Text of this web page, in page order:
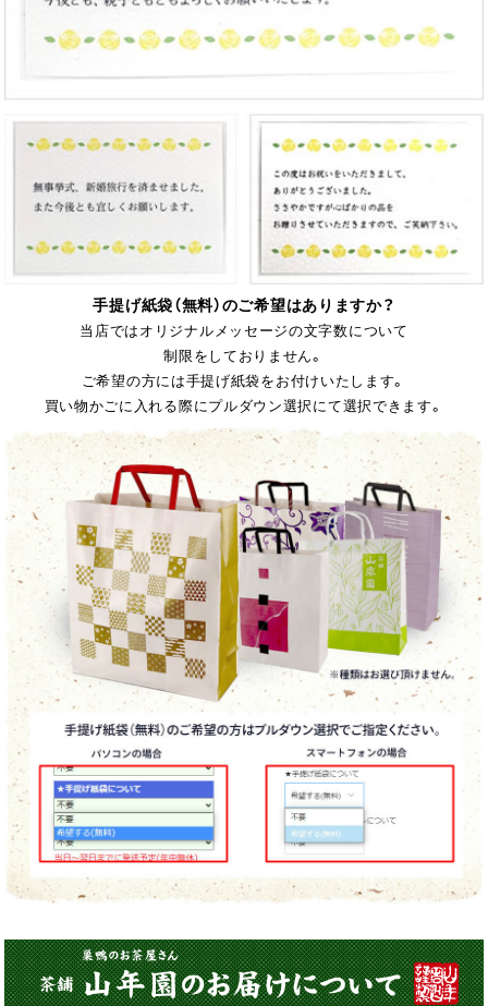
手提げ紙袋（無料）のご希望はありますか？
当店ではオリジナルメッセージの文字数について
制限をしておりません。
ご希望の方には手提げ紙袋をお付けいたします。
買い物かごに入れる際にプルダウン選択にて選択できます。